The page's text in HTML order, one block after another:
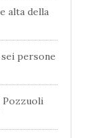
alta della
persone
Pozzuoli